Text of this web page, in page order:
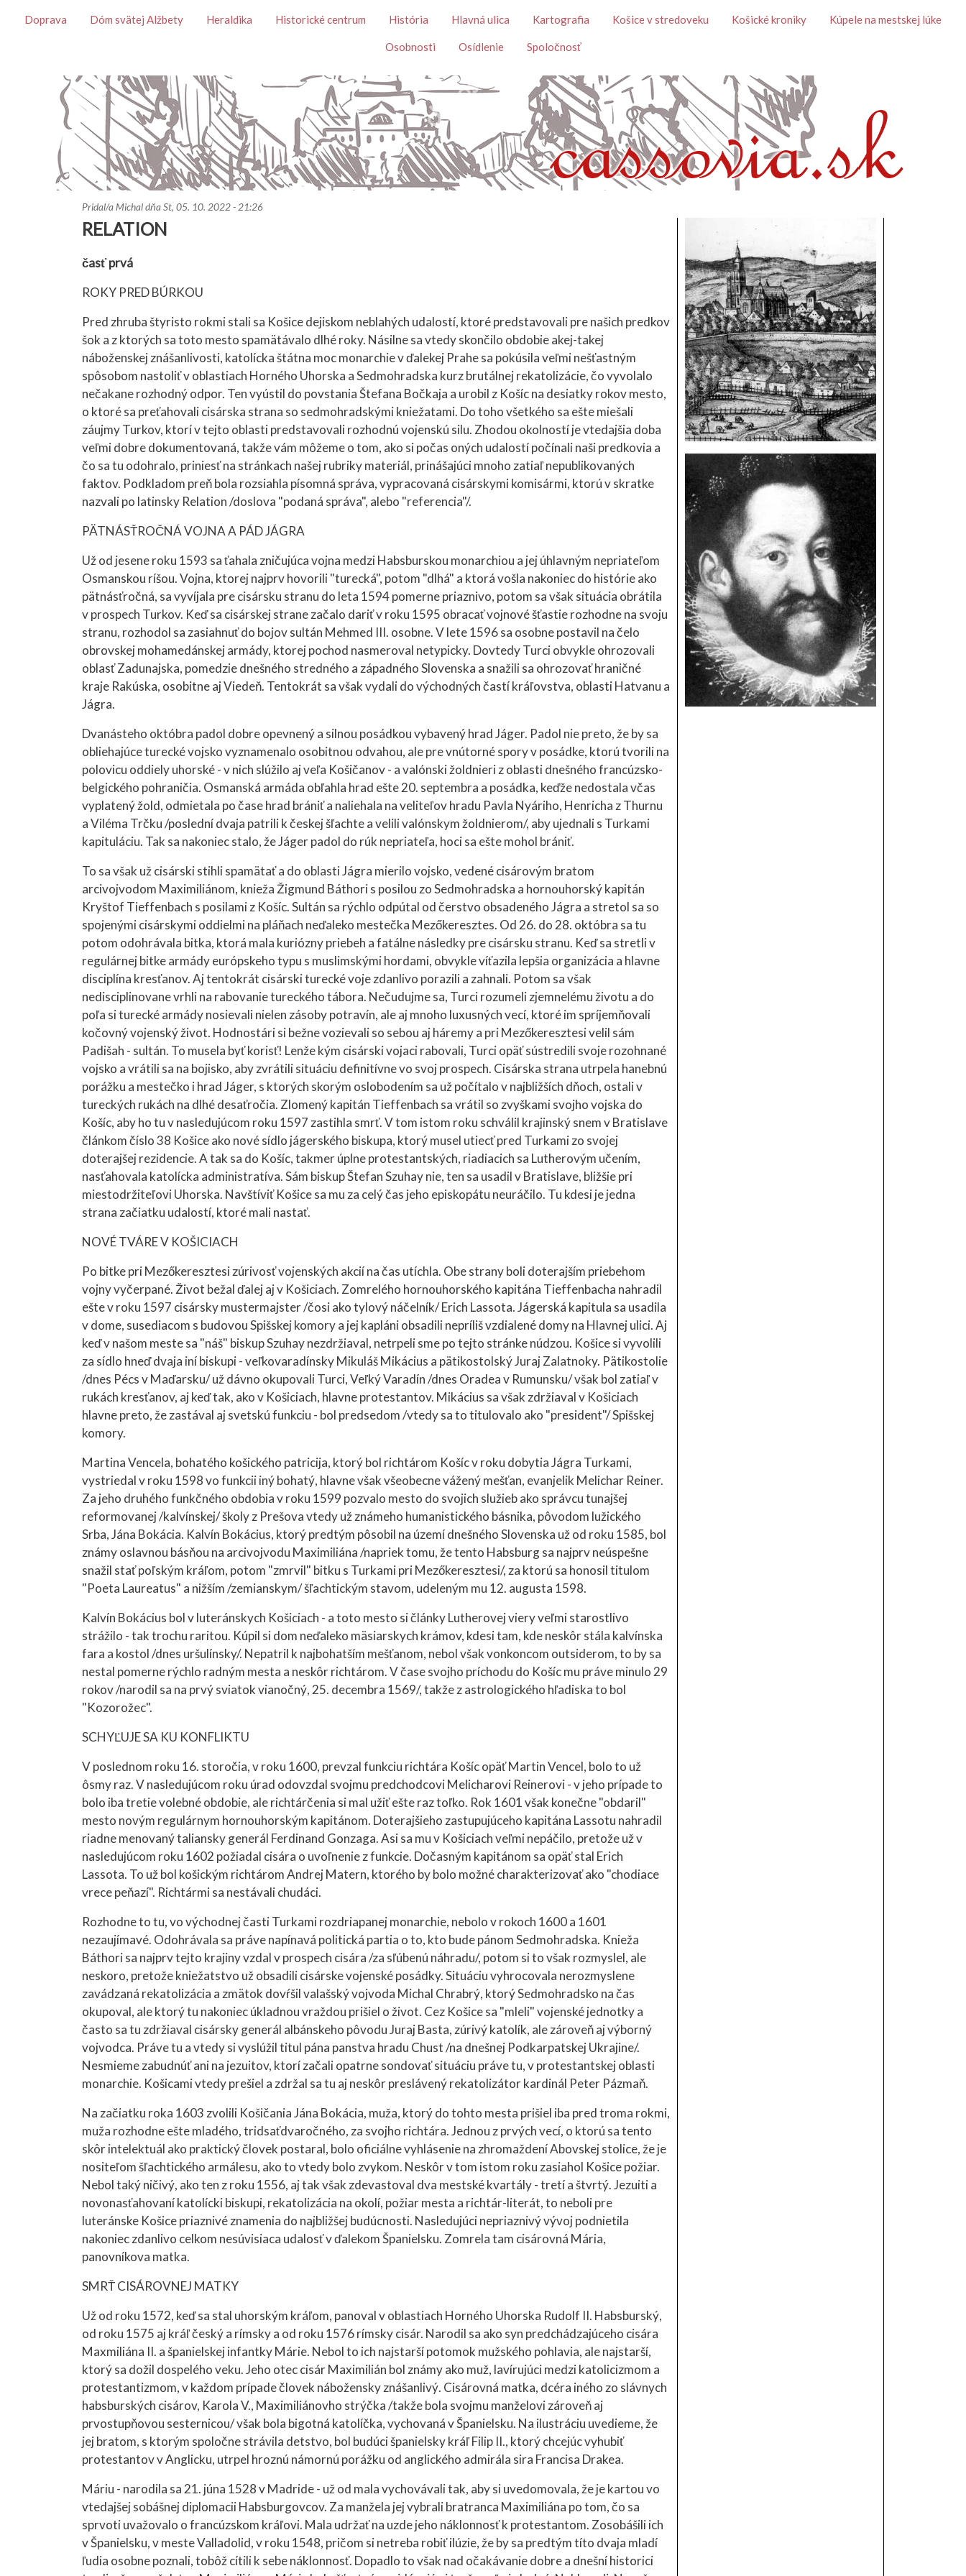
Témy
Doprava Dóm svätej Alžbety Heraldika Historické centrum História Hlavná ulica Kartografia Košice v stredoveku Košické kroniky Kúpele na mestskej lúke
Osobnosti Osídlenie Spoločnosť
Pridal/a MichaldňaSt, 05. 10. 2022 - 21:26
RELATION
časť prvá
ROKY PRED BÚRKOU
Pred zhruba štyristo rokmi stali sa Košice dejiskom neblahých udalostí, ktoré predstavovali pre našich predkov
šok a z ktorých sa toto mesto spamätávalo dlhé roky. Násilne sa vtedy skončilo obdobie akej-takej
náboženskej znášanlivosti, katolícka štátna moc monarchie v ďalekej Prahe sa pokúsila veľmi nešťastným
spôsobom nastoliť v oblastiach Horného Uhorska a Sedmohradska kurz brutálnej rekatolizácie, čo vyvolalo
nečakane rozhodný odpor. Ten vyústil do povstania Štefana Bočkaja a urobil z Košíc na desiatky rokov mesto,
o ktoré sa preťahovali cisárska strana so sedmohradskými kniežatami. Do toho všetkého sa ešte miešali
záujmy Turkov, ktorí v tejto oblasti predstavovali rozhodnú vojenskú silu. Zhodou okolností je vtedajšia doba
veľmi dobre dokumentovaná, takže vám môžeme o tom, ako si počas oných udalostí počínali naši predkovia a
čo sa tu odohralo, priniesť na stránkach našej rubriky materiál, prinášajúci mnoho zatiaľ nepublikovaných
faktov. Podkladom preň bola rozsiahla písomná správa, vypracovaná cisárskymi komisármi, ktorú v skratke
nazvali po latinsky Relation /doslova "podaná správa", alebo "referencia"/.
PÄTNÁSŤROČNÁ VOJNA A PÁD JÁGRA
Už od jesene roku 1593 sa ťahala zničujúca vojna medzi Habsburskou monarchiou a jej úhlavným nepriateľom
Osmanskou ríšou. Vojna, ktorej najprv hovorili "turecká", potom "dlhá" a ktorá vošla nakoniec do histórie ako
pätnásťročná, sa vyvíjala pre cisársku stranu do leta 1594 pomerne priaznivo, potom sa však situácia obrátila
v prospech Turkov. Keď sa cisárskej strane začalo dariť v roku 1595 obracať vojnové šťastie rozhodne na svoju
stranu, rozhodol sa zasiahnuť do bojov sultán Mehmed III. osobne. V lete 1596 sa osobne postavil na čelo
obrovskej mohamedánskej armády, ktorej pochod nasmeroval netypicky. Dovtedy Turci obvykle ohrozovali
oblasť Zadunajska, pomedzie dnešného stredného a západného Slovenska a snažili sa ohrozovať hraničné
kraje Rakúska, osobitne aj Viedeň. Tentokrát sa však vydali do východných častí kráľovstva, oblasti Hatvanu a
Jágra.
Dvanásteho októbra padol dobre opevnený a silnou posádkou vybavený hrad Jáger. Padol nie preto, že by sa
obliehajúce turecké vojsko vyznamenalo osobitnou odvahou, ale pre vnútorné spory v posádke, ktorú tvorili na
polovicu oddiely uhorské - v nich slúžilo aj veľa Košičanov - a valónski žoldnieri z oblasti dnešného francúzsko-
belgického pohraničia. Osmanská armáda obľahla hrad ešte 20. septembra a posádka, keďže nedostala včas
vyplatený žold, odmietala po čase hrad brániť a naliehala na veliteľov hradu Pavla Nyáriho, Henricha z Thurnu
a Viléma Trčku /poslední dvaja patrili k českej šľachte a velili valónskym žoldnierom/, aby ujednali s Turkami
kapituláciu. Tak sa nakoniec stalo, že Jáger padol do rúk nepriateľa, hoci sa ešte mohol brániť.
To sa však už cisárski stihli spamätať a do oblasti Jágra mierilo vojsko, vedené cisárovým bratom
arcivojvodom Maximiliánom, knieža Žigmund Báthori s posilou zo Sedmohradska a hornouhorský kapitán
Kryštof Tieffenbach s posilami z Košíc. Sultán sa rýchlo odpútal od čerstvo obsadeného Jágra a stretol sa so
spojenými cisárskymi oddielmi na pláňach neďaleko mestečka Mezőkeresztes. Od 26. do 28. októbra sa tu
potom odohrávala bitka, ktorá mala kuriózny priebeh a fatálne následky pre cisársku stranu. Keď sa stretli v
regulárnej bitke armády európskeho typu s muslimskými hordami, obvykle víťazila lepšia organizácia a hlavne
disciplína kresťanov. Aj tentokrát cisárski turecké voje zdanlivo porazili a zahnali. Potom sa však
nedisciplinovane vrhli na rabovanie tureckého tábora. Nečudujme sa, Turci rozumeli zjemnelému životu a do
poľa si turecké armády nosievali nielen zásoby potravín, ale aj mnoho luxusných vecí, ktoré im spríjemňovali
kočovný vojenský život. Hodnostári si bežne vozievali so sebou aj háremy a pri Mezőkeresztesi velil sám
Padišah - sultán. To musela byť korisť! Lenže kým cisárski vojaci rabovali, Turci opäť sústredili svoje rozohnané
vojsko a vrátili sa na bojisko, aby zvrátili situáciu definitívne vo svoj prospech. Cisárska strana utrpela hanebnú
porážku a mestečko i hrad Jáger, s ktorých skorým oslobodením sa už počítalo v najbližších dňoch, ostali v
tureckých rukách na dlhé desaťročia. Zlomený kapitán Tieffenbach sa vrátil so zvyškami svojho vojska do
Košíc, aby ho tu v nasledujúcom roku 1597 zastihla smrť. V tom istom roku schválil krajinský snem v Bratislave
článkom číslo 38 Košice ako nové sídlo jágerského biskupa, ktorý musel utiecť pred Turkami zo svojej
doterajšej rezidencie. A tak sa do Košíc, takmer úplne protestantských, riadiacich sa Lutherovým učením,
nasťahovala katolícka administratíva. Sám biskup Štefan Szuhay nie, ten sa usadil v Bratislave, bližšie pri
miestodržiteľovi Uhorska. Navštíviť Košice sa mu za celý čas jeho episkopátu neuráčilo. Tu kdesi je jedna
strana začiatku udalostí, ktoré mali nastať.
NOVÉ TVÁRE V KOŠICIACH
Po bitke pri Mezőkeresztesi zúrivosť vojenských akcií na čas utíchla. Obe strany boli doterajším priebehom
vojny vyčerpané. Život bežal ďalej aj v Košiciach. Zomrelého hornouhorského kapitána Tieffenbacha nahradil
ešte v roku 1597 cisársky mustermajster /čosi ako tylový náčelník/ Erich Lassota. Jágerská kapitula sa usadila
v dome, susediacom s budovou Spišskej komory a jej kapláni obsadili nepríliš vzdialené domy na Hlavnej ulici. Aj
keď v našom meste sa "náš" biskup Szuhay nezdržiaval, netrpeli sme po tejto stránke núdzou. Košice si vyvolili
za sídlo hneď dvaja iní biskupi - veľkovaradínsky Mikuláš Mikácius a pätikostolský Juraj Zalatnoky. Pätikostolie
/dnes Pécs v Maďarsku/ už dávno okupovali Turci, Veľký Varadín /dnes Oradea v Rumunsku/ však bol zatiaľ v
rukách kresťanov, aj keď tak, ako v Košiciach, hlavne protestantov. Mikácius sa však zdržiaval v Košiciach
hlavne preto, že zastával aj svetskú funkciu - bol predsedom /vtedy sa to titulovalo ako "president"/ Spišskej
komory.
Martina Vencela, bohatého košického patricija, ktorý bol richtárom Košíc v roku dobytia Jágra Turkami,
vystriedal v roku 1598 vo funkcii iný bohatý, hlavne však všeobecne vážený mešťan, evanjelik Melichar Reiner.
Za jeho druhého funkčného obdobia v roku 1599 pozvalo mesto do svojich služieb ako správcu tunajšej
reformovanej /kalvínskej/ školy z Prešova vtedy už známeho humanistického básnika, pôvodom lužického
Srba, Jána Bokácia. Kalvín Bokácius, ktorý predtým pôsobil na území dnešného Slovenska už od roku 1585, bol
známy oslavnou básňou na arcivojvodu Maximiliána /napriek tomu, že tento Habsburg sa najprv neúspešne
snažil stať poľským kráľom, potom "zmrvil" bitku s Turkami pri Mezőkeresztesi/, za ktorú sa honosil titulom
"Poeta Laureatus" a nižším /zemianskym/ šľachtickým stavom, udeleným mu 12. augusta 1598.
Kalvín Bokácius bol v luteránskych Košiciach - a toto mesto si články Lutherovej viery veľmi starostlivo
strážilo - tak trochu raritou. Kúpil si dom neďaleko mäsiarskych krámov, kdesi tam, kde neskôr stála kalvínska
fara a kostol /dnes uršulínsky/. Nepatril k najbohatším mešťanom, nebol však vonkoncom outsiderom, to by sa
nestal pomerne rýchlo radným mesta a neskôr richtárom. V čase svojho príchodu do Košíc mu práve minulo 29
rokov /narodil sa na prvý sviatok vianočný, 25. decembra 1569/, takže z astrologického hľadiska to bol
"Kozorožec".
SCHYĽUJE SA KU KONFLIKTU
V poslednom roku 16. storočia, v roku 1600, prevzal funkciu richtára Košíc opäť Martin Vencel, bolo to už
ôsmy raz. V nasledujúcom roku úrad odovzdal svojmu predchodcovi Melicharovi Reinerovi - v jeho prípade to
bolo iba tretie volebné obdobie, ale richtárčenia si mal užiť ešte raz toľko. Rok 1601 však konečne "obdaril"
mesto novým regulárnym hornouhorským kapitánom. Doterajšieho zastupujúceho kapitána Lassotu nahradil
riadne menovaný taliansky generál Ferdinand Gonzaga. Asi sa mu v Košiciach veľmi nepáčilo, pretože už v
nasledujúcom roku 1602 požiadal cisára o uvoľnenie z funkcie. Dočasným kapitánom sa opäť stal Erich
Lassota. To už bol košickým richtárom Andrej Matern, ktorého by bolo možné charakterizovať ako "chodiace
vrece peňazí". Richtármi sa nestávali chudáci.
Rozhodne to tu, vo východnej časti Turkami rozdriapanej monarchie, nebolo v rokoch 1600 a 1601
nezaujímavé. Odohrávala sa práve napínavá politická partia o to, kto bude pánom Sedmohradska. Knieža
Báthori sa najprv tejto krajiny vzdal v prospech cisára /za sľúbenú náhradu/, potom si to však rozmyslel, ale
neskoro, pretože kniežatstvo už obsadili cisárske vojenské posádky. Situáciu vyhrocovala nerozmyslene
zavádzaná rekatolizácia a zmätok dovŕšil valašský vojvoda Michal Chrabrý, ktorý Sedmohradsko na čas
okupoval, ale ktorý tu nakoniec úkladnou vraždou prišiel o život. Cez Košice sa "mleli" vojenské jednotky a
často sa tu zdržiaval cisársky generál albánskeho pôvodu Juraj Basta, zúrivý katolík, ale zároveň aj výborný
vojvodca. Práve tu a vtedy si vyslúžil titul pána panstva hradu Chust /na dnešnej Podkarpatskej Ukrajine/.
Nesmieme zabudnúť ani na jezuitov, ktorí začali opatrne sondovať situáciu práve tu, v protestantskej oblasti
monarchie. Košicami vtedy prešiel a zdržal sa tu aj neskôr preslávený rekatolizátor kardinál Peter Pázmaň.
Na začiatku roka 1603 zvolili Košičania Jána Bokácia, muža, ktorý do tohto mesta prišiel iba pred troma rokmi,
muža rozhodne ešte mladého, tridsaťdvaročného, za svojho richtára. Jednou z prvých vecí, o ktorú sa tento
skôr intelektuál ako praktický človek postaral, bolo oficiálne vyhlásenie na zhromaždení Abovskej stolice, že je
nositeľom šľachtického armálesu, ako to vtedy bolo zvykom. Neskôr v tom istom roku zasiahol Košice požiar.
Nebol taký ničivý, ako ten z roku 1556, aj tak však zdevastoval dva mestské kvartály - tretí a štvrtý. Jezuiti a
novonasťahovaní katolícki biskupi, rekatolizácia na okolí, požiar mesta a richtár-literát, to neboli pre
luteránske Košice priaznivé znamenia do najbližšej budúcnosti. Nasledujúci nepriaznivý vývoj podnietila
nakoniec zdanlivo celkom nesúvisiaca udalosť v ďalekom Španielsku. Zomrela tam cisárovná Mária,
panovníkova matka.
SMRŤ CISÁROVNEJ MATKY
Už od roku 1572, keď sa stal uhorským kráľom, panoval v oblastiach Horného Uhorska Rudolf II. Habsburský,
od roku 1575 aj kráľ český a rímsky a od roku 1576 rímsky cisár. Narodil sa ako syn predchádzajúceho cisára
Maxmiliána II. a španielskej infantky Márie. Nebol to ich najstarší potomok mužského pohlavia, ale najstarší,
ktorý sa dožil dospelého veku. Jeho otec cisár Maximilián bol známy ako muž, lavírujúci medzi katolicizmom a
protestantizmom, v každom prípade človek nábožensky znášanlivý. Cisárovná matka, dcéra iného zo slávnych
habsburských cisárov, Karola V., Maximiliánovho strýčka /takže bola svojmu manželovi zároveň aj
prvostupňovou sesternicou/ však bola bigotná katolíčka, vychovaná v Španielsku. Na ilustráciu uvedieme, že
jej bratom, s ktorým spoločne strávila detstvo, bol budúci španielsky kráľ Filip II., ktorý chcejúc vyhubiť
protestantov v Anglicku, utrpel hroznú námornú porážku od anglického admirála sira Francisa Drakea.
Máriu - narodila sa 21. júna 1528 v Madride - už od mala vychovávali tak, aby si uvedomovala, že je kartou vo
vtedajšej sobášnej diplomacii Habsburgovcov. Za manžela jej vybrali bratranca Maximiliána po tom, čo sa
sprvoti uvažovalo o francúzskom kráľovi. Mala udržať na uzde jeho náklonnosť k protestantom. Zosobášili ich
v Španielsku, v meste Valladolid, v roku 1548, pričom si netreba robiť ilúzie, že by sa predtým títo dvaja mladí
ľudia osobne poznali, tobôž cítili k sebe náklonnosť. Dopadlo to však nad očakávanie dobre a dnešní historici